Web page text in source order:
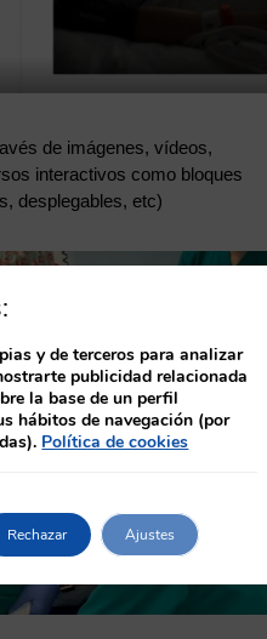
de imágenes, vídeos,
interactivos como bloques
desplegables, etc)
y de terceros para analizar
publicidad relacionada
la base de un perfil
hábitos de navegación (por
Política de cookies
Rechazar Ajustes